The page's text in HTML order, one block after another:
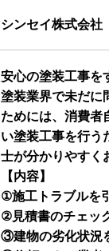
シンセイ株式会
安心の塗装工事を
塗装業界で未だに
ためには、消費者
い塗装工事を行う
士が分かりやすく
【内容】
①施工トラブルを
②見積書のチェッ
③建物の劣化状況